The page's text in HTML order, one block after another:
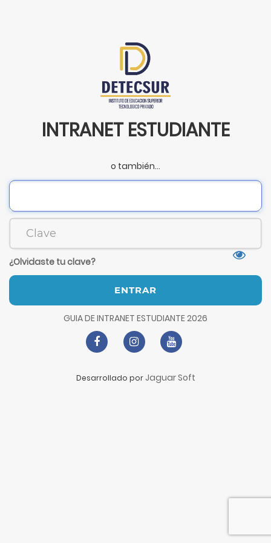
INTRANET ESTUDIANTE
o también...
¿Olvidaste tu clave?
ENTRAR
GUIA DE INTRANET ESTUDIANTE 2026
Desarrollado porJaguar Soft